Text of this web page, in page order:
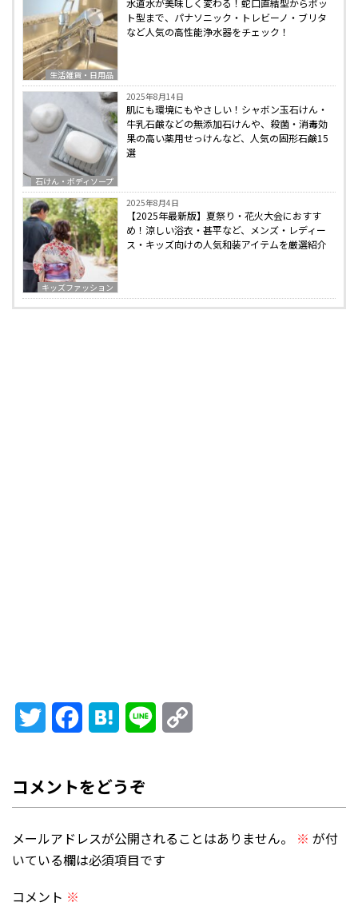
生活雑貨・日用品
水道水が美味しく変わる！蛇口直結型からポッ
ト型まで、パナソニック・トレビーノ・ブリタ
など人気の高性能浄水器をチェック！
石けん・ボディソープ
2025年8月14日
肌にも環境にもやさしい！シャボン玉石けん・
牛乳石鹸などの無添加石けんや、殺菌・消毒効
果の高い薬用せっけんなど、人気の固形石鹸15
選
キッズファッション
2025年8月4日
【2025年最新版】夏祭り・花火大会におすす
め！涼しい浴衣・甚平など、メンズ・レディー
ス・キッズ向けの人気和装アイテムを厳選紹介
Twitter FacebookHatena Line
メールアドレスが公開されることはありません。 ※ が付
いている欄は必須項目です
コメント ※